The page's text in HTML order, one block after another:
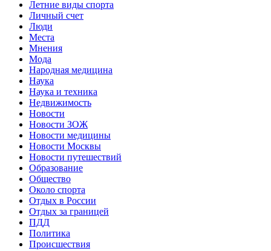
Летние виды спорта
Личный счет
Люди
Места
Мнения
Мода
Народная медицина
Наука
Наука и техника
Недвижимость
Новости
Новости ЗОЖ
Новости медицины
Новости Москвы
Новости путешествий
Образование
Общество
Около спорта
Отдых в России
Отдых за границей
ПДД
Политика
Происшествия